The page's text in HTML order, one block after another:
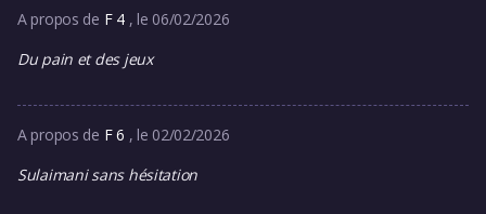
A propos de F 4 , le 06/02/2026
Du pain et des jeux
A propos de F 6 , le 02/02/2026
Sulaimani sans hésitation